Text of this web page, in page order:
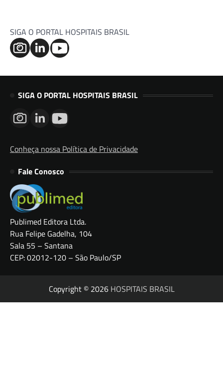
SIGA O PORTAL HOSPITAIS BRASIL
SIGA O PORTAL HOSPITAIS BRASIL
Conheça nossa Política de Privacidade
Fale Conosco
Publimed Editora Ltda.
Rua Felipe Gadelha, 104
Sala 55 – Santana
CEP: 02012-120 – São Paulo/SP
Copyright © 2026 HOSPITAIS BRASIL